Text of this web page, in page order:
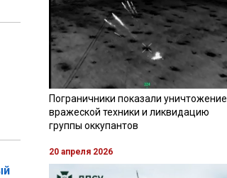
Пограничники показали уничтожение
вражеской техники и ликвидацию
группы оккупантов
20 апреля 2026